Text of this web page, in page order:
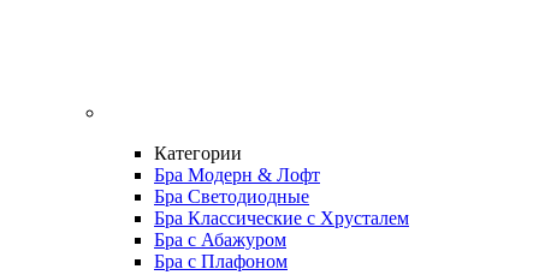
Категории
Бра Модерн & Лофт
Бра Светодиодные
Бра Классические с Хрусталем
Бра с Абажуром
Бра с Плафоном